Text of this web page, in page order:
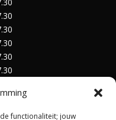
functionaliteit; jouw